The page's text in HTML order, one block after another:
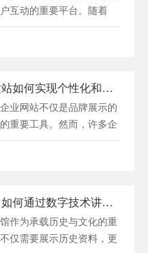
互动的重要平台。随着
创新视角：模板建站如何实现个性化和高效能的完美平衡？
业网站不仅是品牌展示的
重要工具。然而，许多企
院史馆网站设计：如何通过数字技术讲述历史与文化故事
作为承载历史与文化的重
仅需要展示历史资料，更